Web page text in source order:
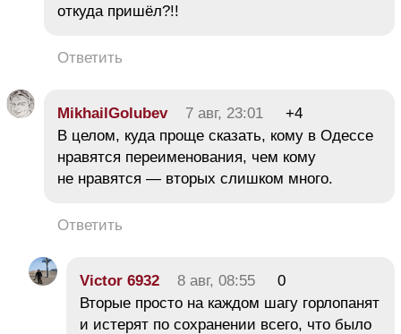
откуда пришёл?!!
Ответить
MikhailGolubev 7 авг, 23:01
+4
В целом, куда проще сказать, кому в Одессе
нравятся переименования, чем кому
не нравятся — вторых слишком много.
Ответить
Victor 6932 8 авг, 08:55
0
Вторые просто на каждом шагу горлопанят
и истерят по сохранении всего, что было